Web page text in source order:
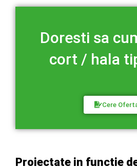
Doresti sa
cort / hala
Cere
Proiectate in functie